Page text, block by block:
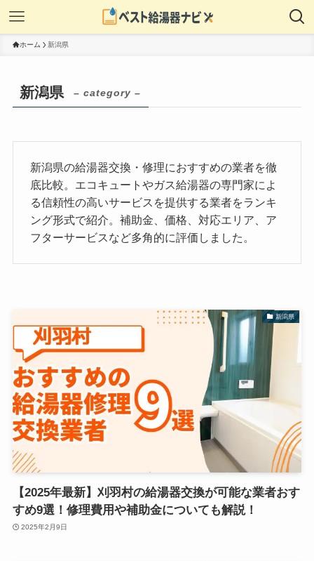
ホーム 新潟県
新潟県 – category –
新潟県の給湯器交換・修理におすすめの業者を徹
底比較。エコキュートやガス給湯器の専門家によ
る信頼性の高いサービスを提供する業者をランキ
ング形式で紹介。補助金、価格、対応エリア、ア
フターサービスなど多角的に評価しました。
新潟県
【2025年最新】刈羽村の給湯器交換が可能な業者おす
すめ9選！修理費用や補助金についても解説！
2025年2月9日